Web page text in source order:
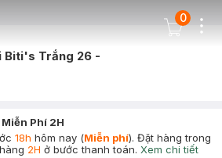
Cart Icon
0
Biti's Trắng 26 -
Phí 2H
18h hôm nay (Miễn phí). Đặt hàng trong
2H ở bước thanh toán. Xem chi tiết